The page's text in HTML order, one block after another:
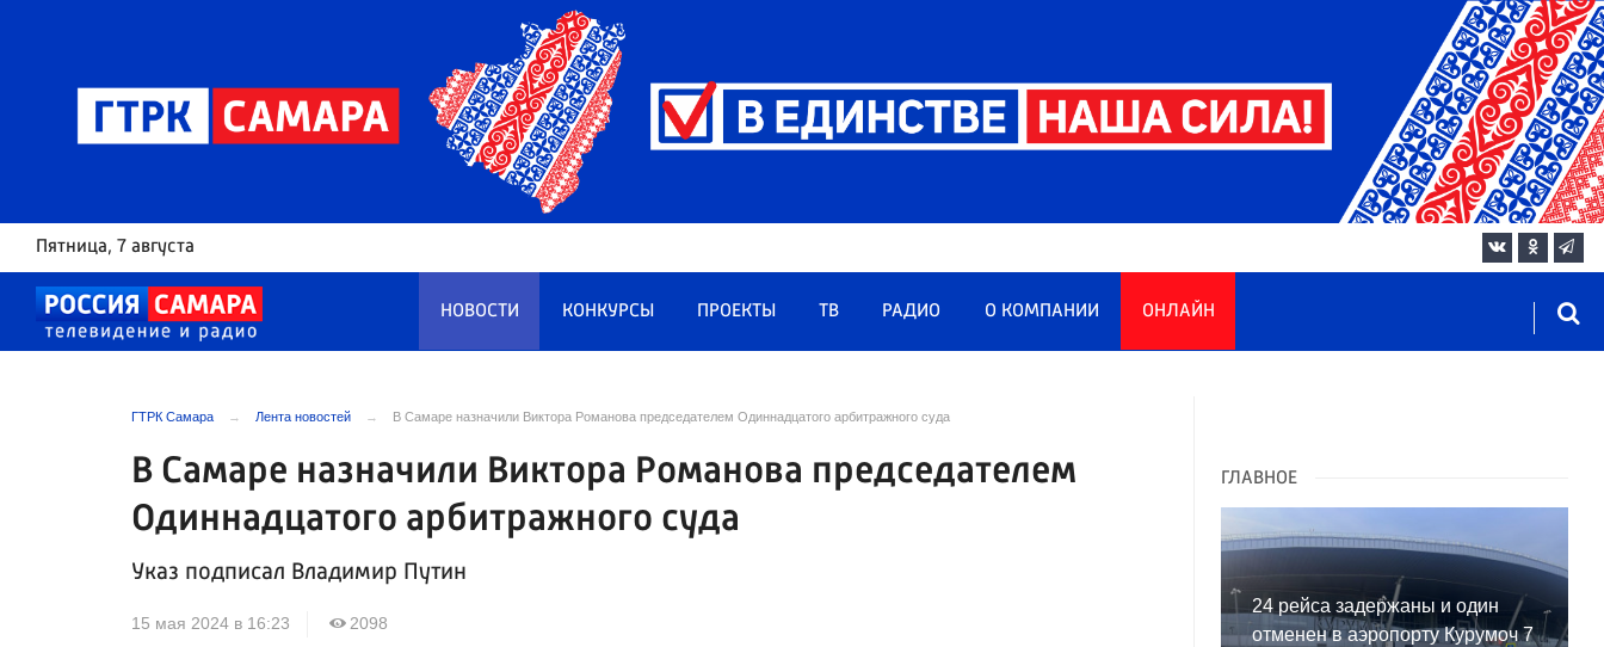
Пятница, 7 августа
НОВОСТИ КОНКУРСЫ ПРОЕКТЫ ТВ РАДИО О КОМПАНИИ ОНЛАЙН
ГТРК Самара Лента новостей В Самаре назначили Виктора Романова председателем Одиннадцатого арбитражного суда
В Самаре назначили Виктора Романова председателем
Одиннадцатого арбитражного суда
Указ подписал Владимир Путин
15 мая 2024 в 16:23 2098
ГЛАВНОЕ
24 рейса задержаны и один
отменен в аэропорту Курумоч 7